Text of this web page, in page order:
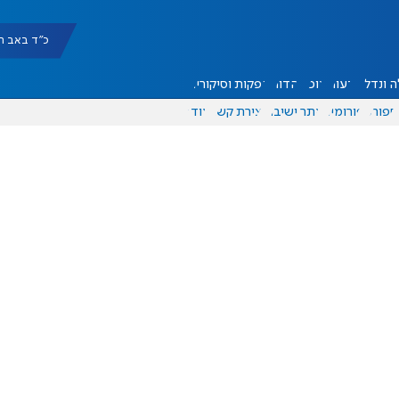
כ"ד באב תשפ"ו
ונדל"ן דעות אוכל יהדות הפקות וסיקורים
ספורט פורומים אתר ישיבה יצירת קשר עוד